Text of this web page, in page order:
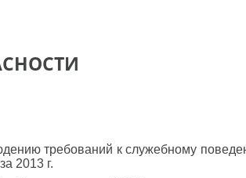
требований к служебному
2013 г.